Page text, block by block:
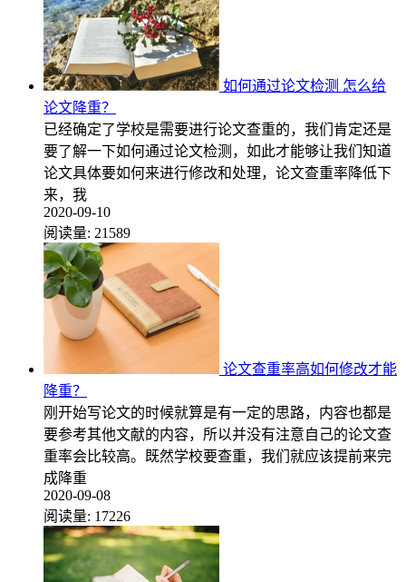
如何通过论文检测 怎么给
论文降重？
已经确定了学校是需要进行论文查重的，我们肯定还是
要了解一下如何通过论文检测，如此才能够让我们知道
论文具体要如何来进行修改和处理，论文查重率降低下
来，我
2020-09-10
阅读量: 21589
论文查重率高如何修改才能
降重？
刚开始写论文的时候就算是有一定的思路，内容也都是
要参考其他文献的内容，所以并没有注意自己的论文查
重率会比较高。既然学校要查重，我们就应该提前来完
成降重
2020-09-08
阅读量: 17226